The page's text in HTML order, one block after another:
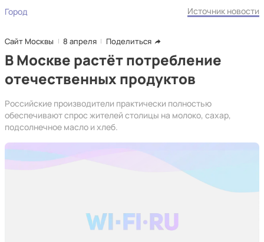
Город Источник новости
Сайт Москвы 8 апреля Поделиться
В Москве растёт потребление
отечественных продуктов
Российские производители практически полностью
обеспечивают спрос жителей столицы на молоко, сахар,
подсолнечное масло и хлеб.